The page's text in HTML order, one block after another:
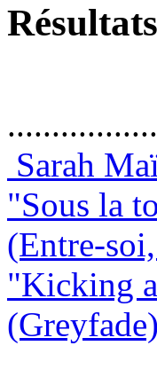
Sarah
"Sous la
(Entre-
"Kicking
(Greyfade)